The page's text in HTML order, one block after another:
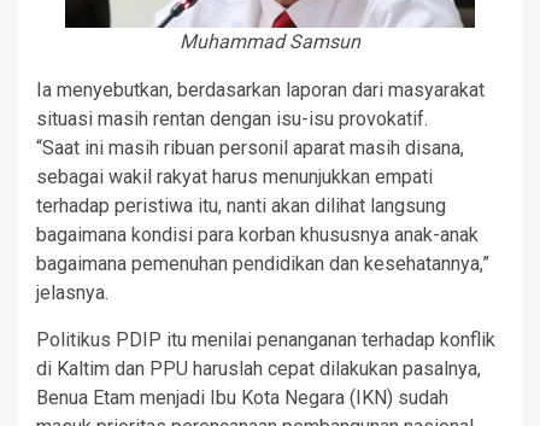
Muhammad Samsun
Ia menyebutkan, berdasarkan laporan dari masyarakat
situasi masih rentan dengan isu-isu provokatif.
“Saat ini masih ribuan personil aparat masih disana,
sebagai wakil rakyat harus menunjukkan empati
terhadap peristiwa itu, nanti akan dilihat langsung
bagaimana kondisi para korban khususnya anak-anak
bagaimana pemenuhan pendidikan dan kesehatannya,”
jelasnya.
Politikus PDIP itu menilai penanganan terhadap konflik
di Kaltim dan PPU haruslah cepat dilakukan pasalnya,
Benua Etam menjadi Ibu Kota Negara (IKN) sudah